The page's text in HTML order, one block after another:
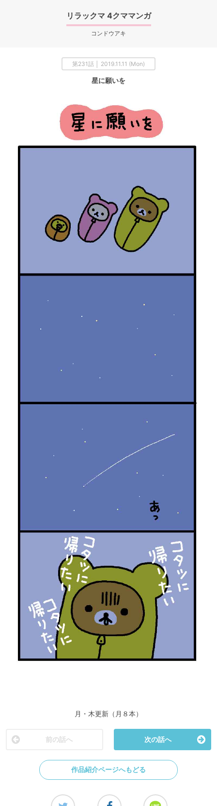
リラックマ 4クママンガ
コンドウアキ
第231話 │ 2019.11.11 (Mon)
星に願いを
月・木更新（月８本）
前の話へ 次の話へ
作品紹介ページへもどる